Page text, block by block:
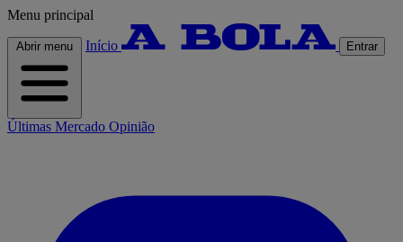
Menu principal
Abrir menu Início Entrar
Últimas Mercado Opinião